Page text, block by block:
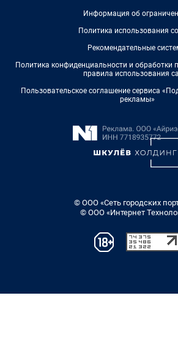
Информация об
Политика использования
Рекомендательные
Политика конфиденциальности и обработки
правила использования
Пользовательское соглашение сервиса
рекламы»
© ООО «Сеть городских
© ООО «Интернет